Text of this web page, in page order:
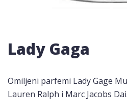
Lady Gaga
Omiljeni parfemi Lady Gage
Lauren Ralph i Marc Jacobs